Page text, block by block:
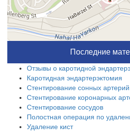
Последние
Отзывы о каротидной
Каротидная эндартерэктомия
Стентирование сонных артерий
Стентирование коронарных
Стентирование сосудов
Полостная операция по
Удаление кист